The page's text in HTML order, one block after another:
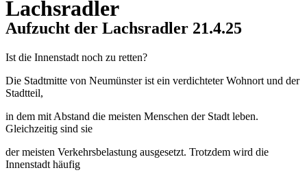
Lachsradler
Aufzucht der Lachsradler 21.4.25
Ist die Innenstadt noch zu retten?
Die Stadtmitte von Neumünster ist ein verdichteter Wohnort und der
Stadtteil,
in dem mit Abstand die meisten Menschen der Stadt leben.
Gleichzeitig sind sie
der meisten Verkehrsbelastung ausgesetzt. Trotzdem wird die
Innenstadt häufig